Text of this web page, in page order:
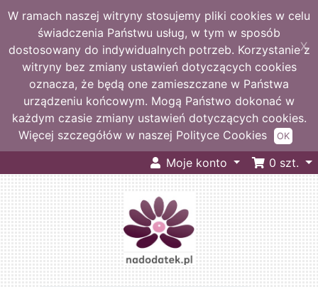
W ramach naszej witryny stosujemy pliki cookies w celu
świadczenia Państwu usług, w tym w sposób
dostosowany do indywidualnych potrzeb. Korzystanie z
witryny bez zmiany ustawień dotyczących cookies
oznacza, że będą one zamieszczane w Państwa
urządzeniu końcowym. Mogą Państwo dokonać w
każdym czasie zmiany ustawień dotyczących cookies.
Więcej szczegółów w naszej Polityce Cookies
X
OK
Moje konto 0 szt.